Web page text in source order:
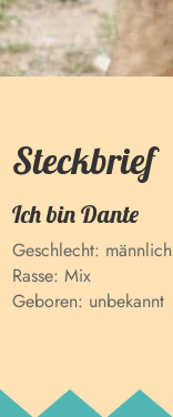
Steckbrief
Ich binDante
Geschlecht: männlich
Rasse:Mix
Geboren: unbekannt